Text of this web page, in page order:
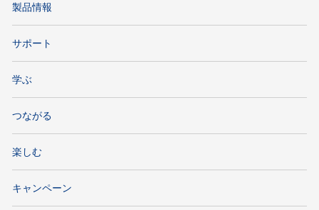
製品情報
サポート
学ぶ
つながる
楽しむ
キャンペーン